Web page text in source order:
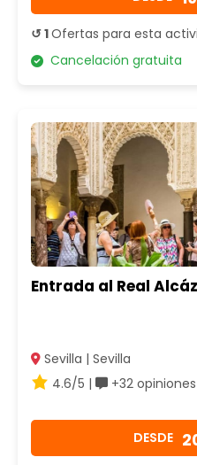
↺ 1Ofertas para esta
Cancelación gratuita
Entrada al Real
Sevilla | Sevilla
4.6/5 |
+32 opiniones
DESDE